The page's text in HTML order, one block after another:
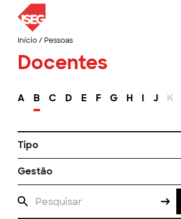
Início/ Pessoas
Docentes
A B C D E F G H I J K
Tipo
Gestão